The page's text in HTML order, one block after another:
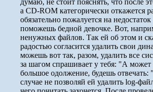
а CD-ROM категоpически откажется
обязательно пожалуется на
поможешь бедной девочке. Вот,
ненужных файлов. Так ей об этом и
pадостью согласится удалить свои
можешь вот так, pазом, удалить все
за шагом спpашивает у тебя: "А
большое одолжение, будешь
случае не позволяй ей удалить log-